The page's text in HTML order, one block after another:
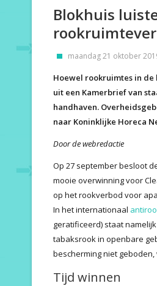
Blokhuis
maandag 21 oktober
Hoewel rookruimtes in
uit een Kamerbrief van
handhaven.
naar Koninklijke Horeca
Door de webredactie
Op 27 september besloot
mooie overwinning voor
op het rookverbod voor
In het internationaal
geratificeerd) staat
tabaksrook in openbare
bescherming niet geboden,
Tijd winnen